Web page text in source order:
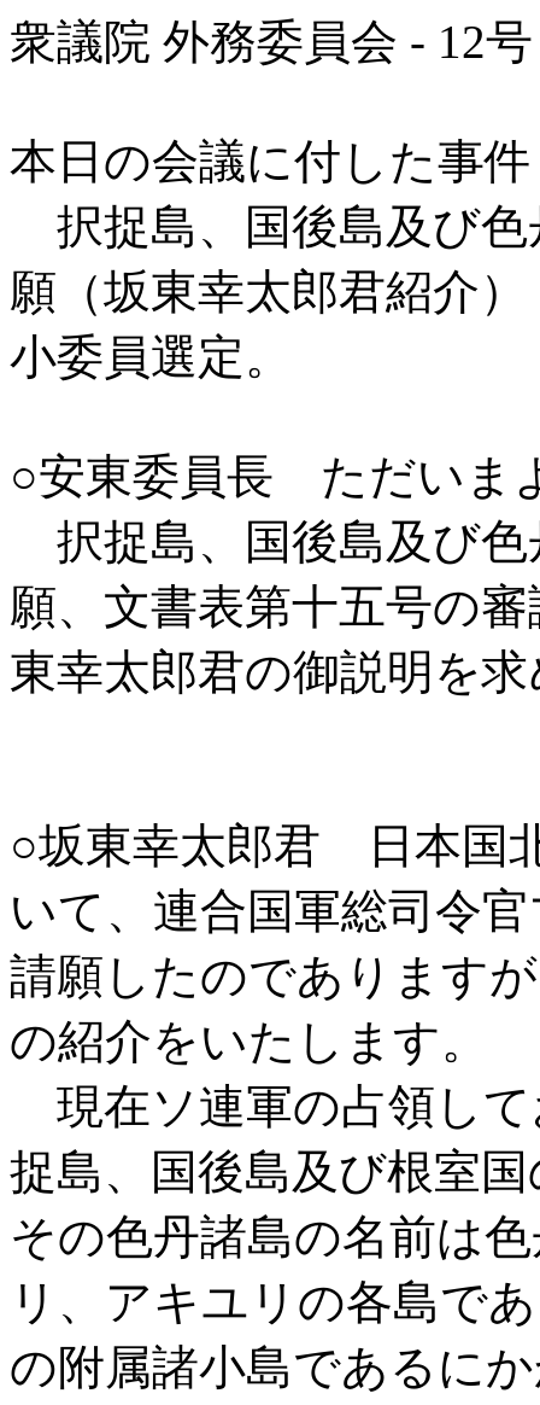
衆議院 外務委員会 - 12
本日の会議に付した事件
択捉島、国後島及び色
願（坂東幸太郎君紹介
小委員選定。
○安東委員長 ただいま
択捉島、国後島及び色
願、文書表第十五号の
東幸太郎君の御説明を
○坂東幸太郎君 日本国
いて、連合国軍総司令
請願したのであります
の紹介をいたします。
現在ソ連軍の占領し
捉島、国後島及び根室
その色丹諸島の名前は
リ、アキユリの各島で
の附属諸小島であるに